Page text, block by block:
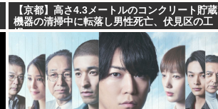
【京都】高さ4.3メートルのコンクリート貯蔵
機器の清掃中に転落し男性死亡、伏見区の工
場